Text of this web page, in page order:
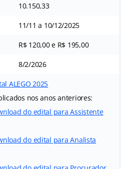
10.150,33
11/11 a 10/12/2025
R$ 120,00 e R$ 195,00
8/2/2026
ALEGO 2025
nos anos anteriores:
do edital para Assistente
do edital para Analista